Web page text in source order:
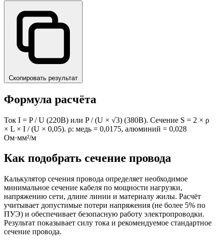
Скопировать результат
Формула расчёта
Ток I = P / U (220В) или P / (U × √3) (380В). Сечение S = 2 × ρ
× L × I / (U × 0,05). ρ: медь = 0,0175, алюминий = 0,028
Ом·мм²/м
Как подобрать сечение провода
Калькулятор сечения провода определяет необходимое
минимальное сечение кабеля по мощности нагрузки,
напряжению сети, длине линии и материалу жилы. Расчёт
учитывает допустимые потери напряжения (не более 5% по
ПУЭ) и обеспечивает безопасную работу электропроводки.
Результат показывает силу тока и рекомендуемое стандартное
сечение провода.